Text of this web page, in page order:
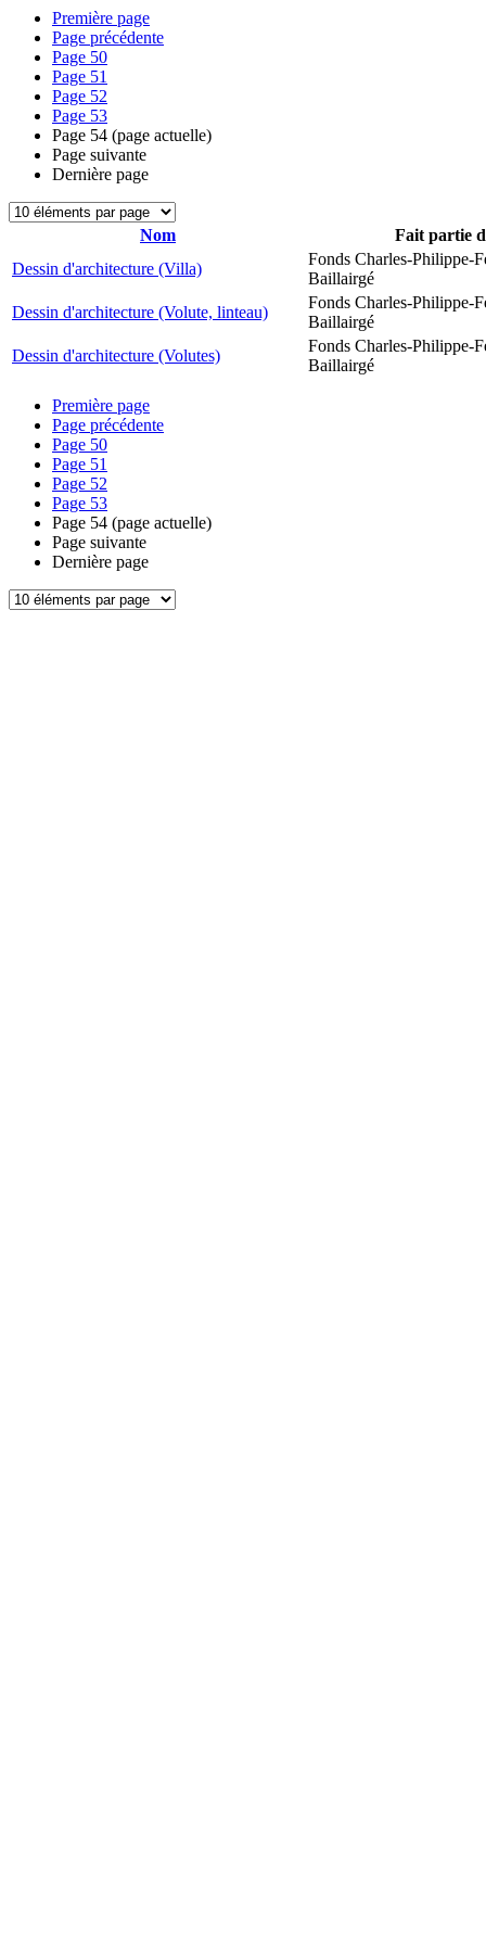
Première page
Page précédente
Page 50
Page 51
Page 52
Page 53
Page 54 (page actuelle)
Page suivante
Dernière page
Nom
Fait partie
Dessin d'architecture (Villa)
Fonds Charles-Philippe-
Baillairgé
Dessin d'architecture (Volute, linteau)
Fonds Charles-Philippe-
Baillairgé
Dessin d'architecture (Volutes)
Fonds Charles-Philippe-
Baillairgé
Première page
Page précédente
Page 50
Page 51
Page 52
Page 53
Page 54 (page actuelle)
Page suivante
Dernière page